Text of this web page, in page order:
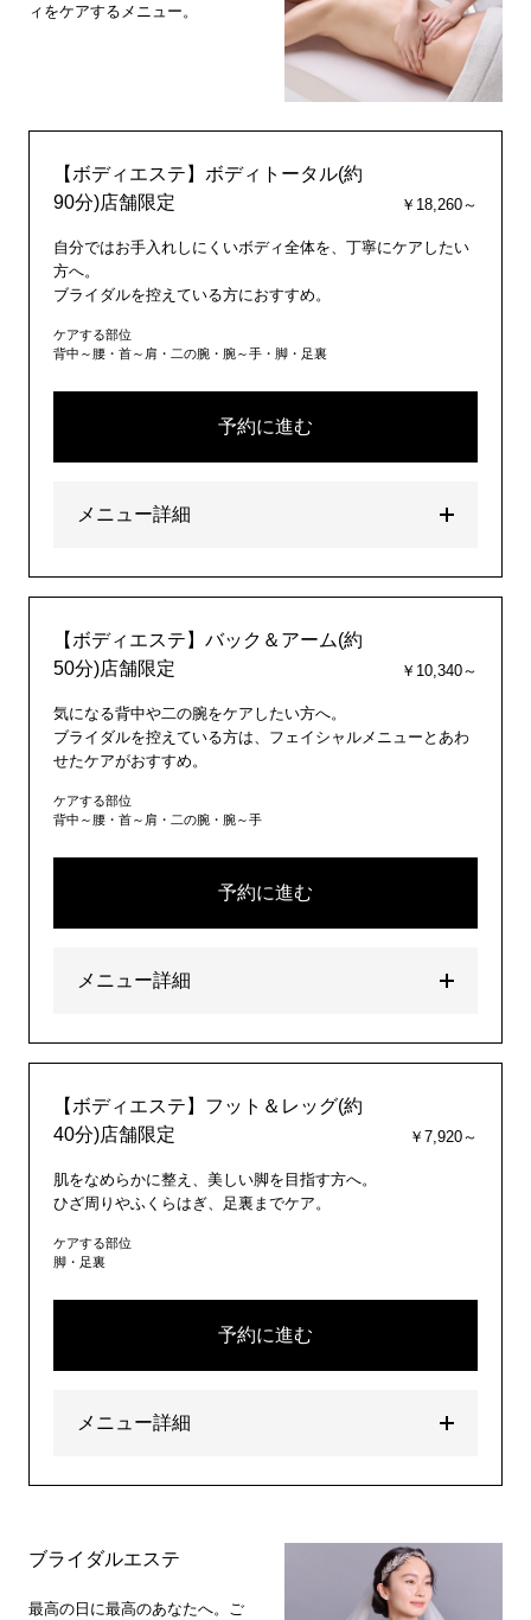
ィをケアするメニュー。
【ボディエステ】ボディトータル(約
90分)店舗限定
￥18,260～
自分ではお手入れしにくいボディ全体を、丁寧にケアしたい
方へ。
ブライダルを控えている方におすすめ。
ケアする部位
背中～腰・首～肩・二の腕・腕～手・脚・足裏
予約に進む
メニュー詳細
【ボディエステ】バック＆アーム(約
50分)店舗限定
￥10,340～
気になる背中や二の腕をケアしたい方へ。
ブライダルを控えている方は、フェイシャルメニューとあわ
せたケアがおすすめ。
ケアする部位
背中～腰・首～肩・二の腕・腕～手
予約に進む
メニュー詳細
【ボディエステ】フット＆レッグ(約
40分)店舗限定
￥7,920～
肌をなめらかに整え、美しい脚を目指す方へ。
ひざ周りやふくらはぎ、足裏までケア。
ケアする部位
脚・足裏
予約に進む
メニュー詳細
ブライダルエステ
最高の日に最高のあなたへ。ご